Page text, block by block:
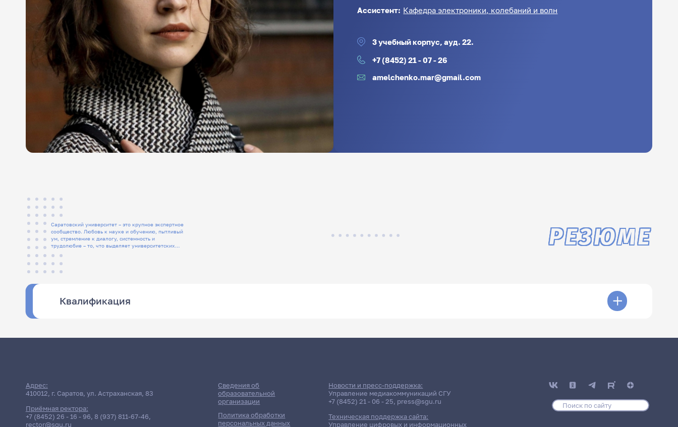
Ассистент: Кафедра электроники, колебаний и волн
3 учебный корпус, ауд. 22.
+7 (8452) 21 - 07 - 26
amelchenko.mar@gmail.com
Саратовский университет – это крупное экспертное
сообщество. Любовь к науке и обучению, пытливый
ум, стремление к диалогу, системность и
трудолюбие – то, что выделяет университетских
РЕЗЮМЕ
Квалификация
Адрес:
410012, г. Саратов, ул. Астраханская, 83
Приёмная ректора:
+7 (8452) 26 - 16 - 96, 8 (937) 811-67-46,
rector@sgu.ru
Сведения об
образовательной
организации
Политика обработки
персональных данных
Новости и пресс-поддержка:
Управление медиакоммуникаций СГУ
+7 (8452) 21 - 06 - 25, press@sgu.ru
Техническая поддержка сайта:
Управление цифровых и информационных